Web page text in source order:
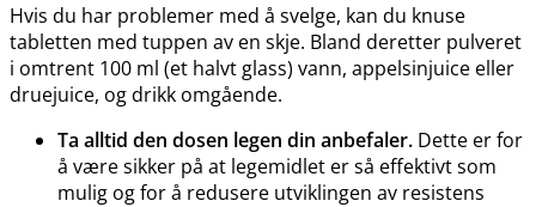
Hvis du har problemer med å svelge, kan du knuse
tabletten med tuppen av en skje. Bland deretter pulveret
i omtrent 100 ml (et halvt glass) vann, appelsinjuice eller
druejuice, og drikk omgående.
Ta alltid den dosen legen din anbefaler. Dette er for
å være sikker på at legemidlet er så effektivt som
mulig og for å redusere utviklingen av resistens